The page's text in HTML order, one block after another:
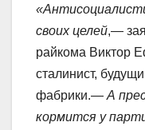
своих целей,—
райкома Виктор
сталинист,
фабрики.— А
кормится у